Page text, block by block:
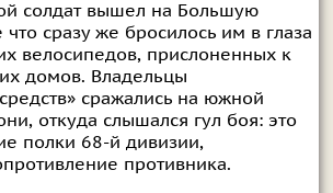
солдат вышел на Большую
сразу же бросилось им в глаза
велосипедов, прислоненных к
домов. Владельцы
сражались на южной
откуда слышался гул боя: это
полки 68-й дивизии,
противника.